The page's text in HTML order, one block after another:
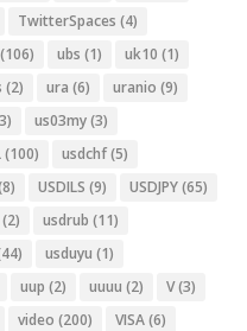
TwitterSpaces (4)
(106) ubs (1) uk10 (1)
(2) ura (6) uranio (9)
us03my(3)
(100) usdchf(5)
USDILS (9) USDJPY(65)
(2) usdrub (11)
usduyu (1)
uup (2) uuuu (2) V(3)
video (200) VISA(6)